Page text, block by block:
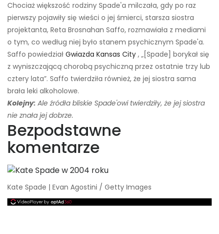
Chociaż większość rodziny Spade'a milczała, gdy po raz
pierwszy pojawiły się wieści o jej śmierci, starsza siostra
projektanta, Reta Brosnahan Saffo, rozmawiała z mediami
o tym, co według niej było stanem psychicznym Spade'a.
Saffo powiedział Gwiazda Kansas City , „[Spade] borykał się
z wyniszczającą chorobą psychiczną przez ostatnie trzy lub
cztery lata”. Saffo twierdziła również, że jej siostra sama
brała leki alkoholowe.
Kolejny: Ale źródła bliskie Spade'owi twierdziły, że jej siostra
nie znała jej dobrze.
Bezpodstawne
komentarze
Kate Spade | Evan Agostini / Getty Images